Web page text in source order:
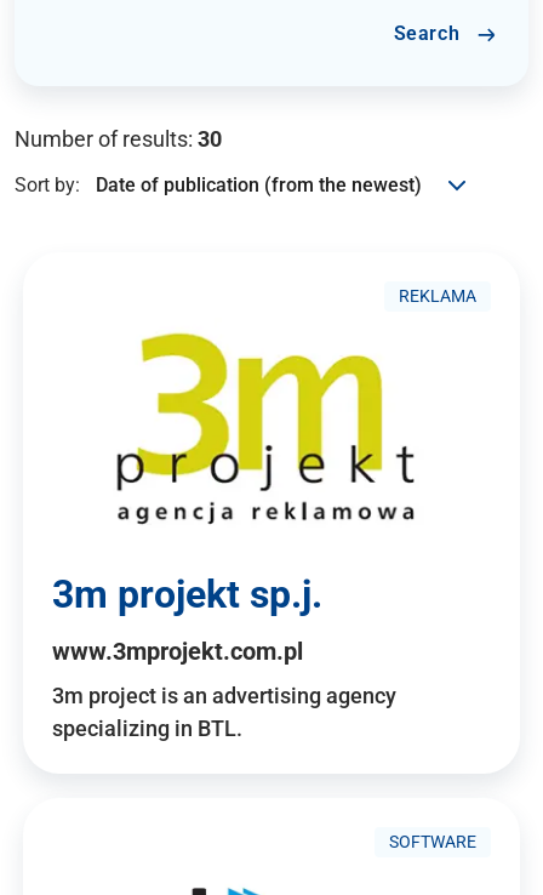
Search
Number of results: 30
Sort by:
REKLAMA
3m projekt sp.j.
www.3mprojekt.com.pl
3m project is an advertising agency
specializing in BTL.
SOFTWARE